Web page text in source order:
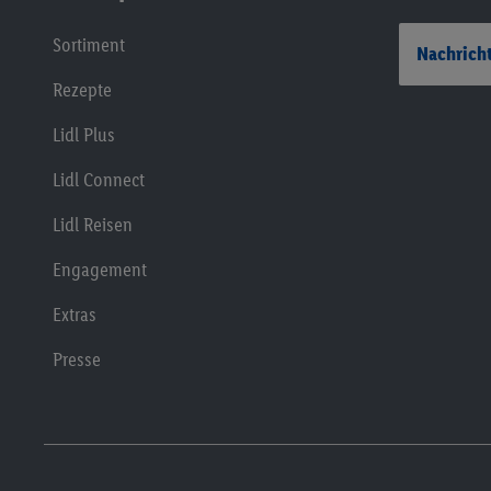
Sortiment
Rezepte
Lidl Plus
Lidl Connect
Lidl Reisen
Engagement
Extras
Presse